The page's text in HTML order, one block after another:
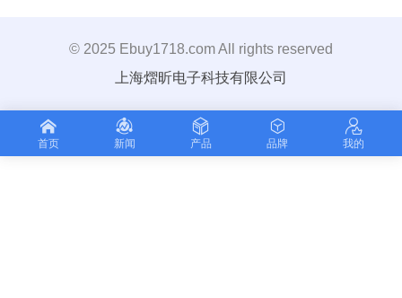
© 2025 Ebuy1718.com All rights reserved
上海熠昕电子科技有限公司
首页 新闻 产品 品牌 我的